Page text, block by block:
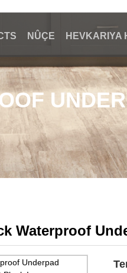
NÛÇE HEVKARIYA
Waterproof